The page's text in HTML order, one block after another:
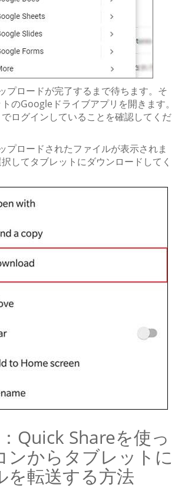
プロードが完了するまで待ちます。そ
のGoogleドライブアプリを開きます。
ログインしていることを確認してくだ
プロードされたファイルが表示されま
してタブレットにダウンロードしてく
Quick Shareを使っ
ンからタブレットに
を転送する方法